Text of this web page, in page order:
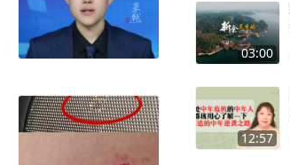
03:00
12:57